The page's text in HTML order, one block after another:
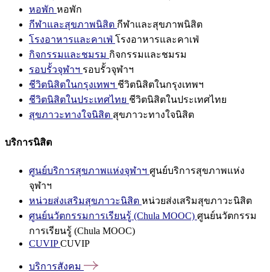
หอพัก หอพัก
กีฬาและสุขภาพนิสิต กีฬาและสุขภาพนิสิต
โรงอาหารและคาเฟ่ โรงอาหารและคาเฟ่
กิจกรรมและชมรม กิจกรรมและชมรม
รอบรั้วจุฬาฯ รอบรั้วจุฬาฯ
ชีวิตนิสิตในกรุงเทพฯ ชีวิตนิสิตในกรุงเทพฯ
ชีวิตนิสิตในประเทศไทย ชีวิตนิสิตในประเทศไทย
สุขภาวะทางใจนิสิต สุขภาวะทางใจนิสิต
บริการนิสิต
ศูนย์บริการสุขภาพแห่งจุฬาฯ ศูนย์บริการสุขภาพแห่ง
จุฬาฯ
หน่วยส่งเสริมสุขภาวะนิสิต หน่วยส่งเสริมสุขภาวะนิสิต
ศูนย์นวัตกรรมการเรียนรู้ (Chula MOOC) ศูนย์นวัตกรรม
การเรียนรู้ (Chula MOOC)
CUVIPCUVIP
บริการสังคม